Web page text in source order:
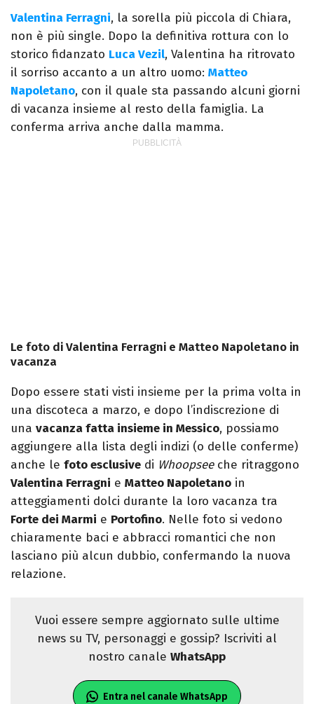
mantovana, laureata in Lettere, Cinema e
Tv. Ha due libri all’attivo e ama la scrittura
alla follia.
Valentina Ferragni, la sorella più piccola di Chiara,
non è più single. Dopo la definitiva rottura con lo
storico fidanzato Luca Vezil, Valentina ha ritrovato
il sorriso accanto a un altro uomo: Matteo
Napoletano, con il quale sta passando alcuni giorni
di vacanza insieme al resto della famiglia. La
conferma arriva anche dalla mamma.
Le foto di Valentina Ferragni e Matteo Napoletano in
vacanza
Dopo essere stati visti insieme per la prima volta in
una discoteca a marzo, e dopo l’indiscrezione di
una vacanza fatta insieme in Messico, possiamo
aggiungere alla lista degli indizi (o delle conferme)
anche le foto esclusive di Whoopseeche ritraggono
Valentina Ferragni e Matteo Napoletano in
atteggiamenti dolci durante la loro vacanza tra
Forte dei Marmi e Portofino. Nelle foto si vedono
chiaramente baci e abbracci romantici che non
lasciano più alcun dubbio, confermando la nuova
relazione.
Vuoi essere sempre aggiornato sulle ultime
news su TV, personaggi e gossip? Iscriviti al
nostro canale WhatsApp
Entra nel canale WhatsApp